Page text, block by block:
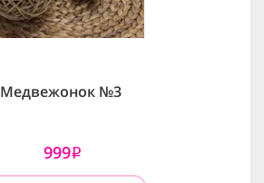
Медвежонок №3
999i